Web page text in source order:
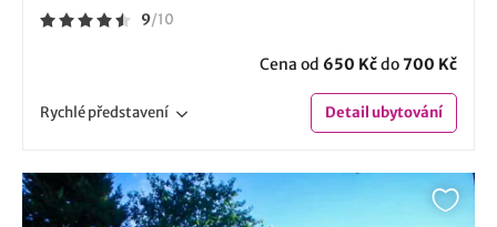
9/10
Cena od 650 Kčdo700 Kč
Rychlépředstavení Detailubytování